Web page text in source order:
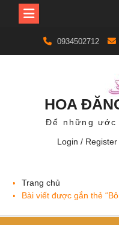
content
0934502712
HOA
Để những ước
Login / Register
Trang chủ
Bài viết được gắn thẻ